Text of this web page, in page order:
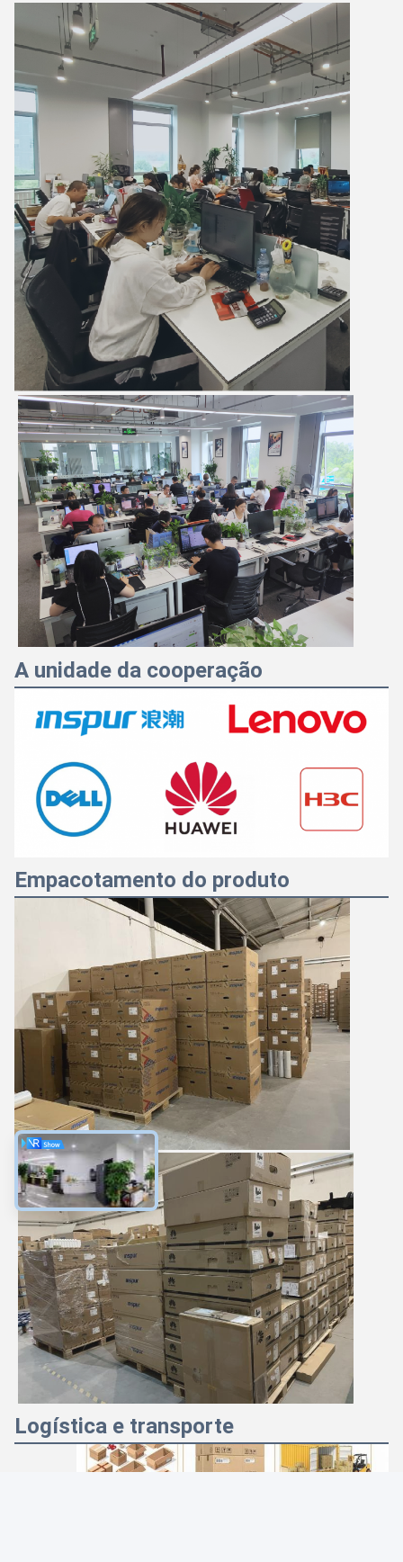
A unidade da cooperação
Empacotamento do produto
Logística e transporte
Majiang
9:17 AM
Good day, what product are you looking for?